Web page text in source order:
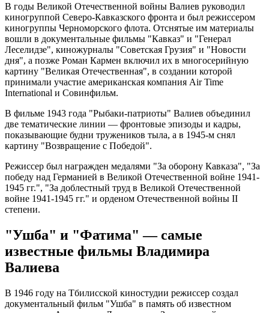
В годы Великой Отечественной войны Валиев руководил
киногруппой Северо-Кавказского фронта и был режиссером
киногруппы Черноморского флота. Отснятые им материалы
вошли в документальные фильмы "Кавказ" и "Генерал
Леселидзе", киножурналы "Советская Грузия" и "Новости
дня", а позже Роман Кармен включил их в многосерийную
картину "Великая Отечественная", в создании которой
принимали участие американская компания Air Time
International и Совинфильм.
В фильме 1943 года "Рыбаки-патриоты" Валиев объединил
две тематические линии — фронтовые эпизоды и кадры,
показывающие будни тружеников тыла, а в 1945-м снял
картину "Возвращение с Победой".
Режиссер был награжден медалями "За оборону Кавказа", "За
победу над Германией в Великой Отечественной войне 1941-
1945 гг.", "За доблестный труд в Великой Отечественной
войне 1941-1945 гг." и орденом Отечественной войны II
степени.
"Ушба" и "Фатима" — самые
известные фильмы Владимира
Валиева
В 1946 году на Тбилисской киностудии режиссер создал
документальный фильм "Ушба" в память об известном